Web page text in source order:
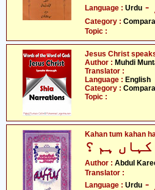
Language : Urdu
Category :
Topic :
Jesus Christ
Author : Muhdi
Translator :
Language : English
Category :
Topic :
Kahan tum kahan
ہم ؟
Author : Abdul
Translator :
Language : Urdu